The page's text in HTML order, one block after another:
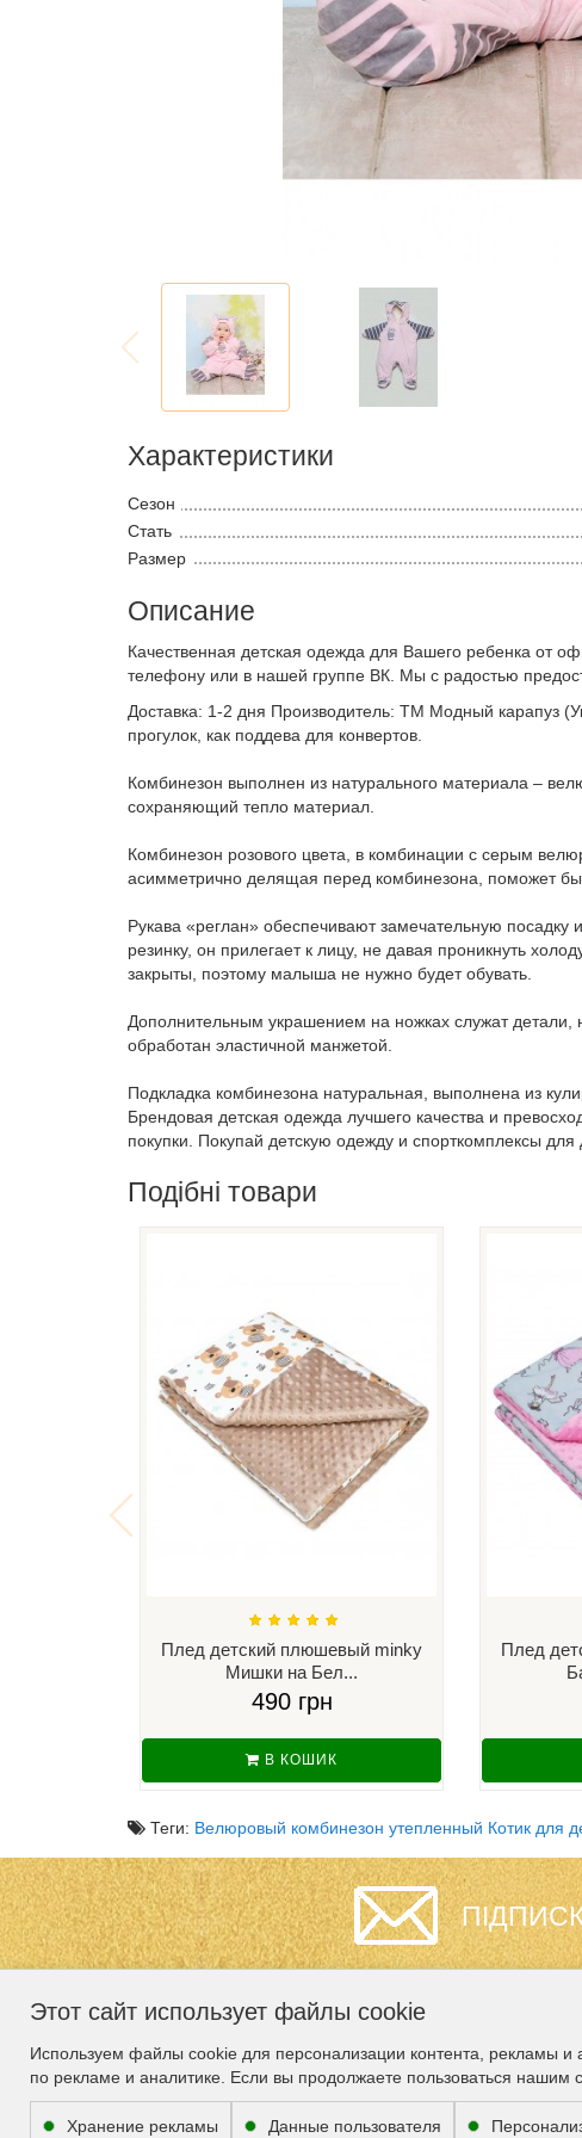
Характеристики
Сезон
Стать
Размер
Описание
Качественная детская одежда для Вашего ребенка от
телефону или в нашей группе ВК. Мы с радостью
Доставка: 1-2 дня Производитель: ТМ Модный карапуз
прогулок, как поддева для конвертов.
Комбинезон выполнен из натурального материала –
сохраняющий тепло материал.
Комбинезон розового цвета, в комбинации с серым
асимметрично делящая перед комбинезона, поможет
Рукава «реглан» обеспечивают замечательную
резинку, он прилегает к лицу, не давая проникнуть
закрыты, поэтому малыша не нужно будет обувать.
Дополнительным украшением на ножках служат детали,
обработан эластичной манжетой.
Подкладка комбинезона натуральная, выполнена из
Брендовая детская одежда лучшего качества и
покупки. Покупай детскую одежду и спорткомплексы
Подібні товари
Плед детский плюшевый minky
Мишки на Бел...
490 грн
В КОШИК
Плед
Теги: Велюровый комбинезон утепленный Котик для
Гарантия
ПОДДЕРЖКИ
Карта сайта
Связаться с нами
Этот сайт использует файлы cookie
Используем файлы cookie для персонализации контента, рекламы
по рекламе и аналитике. Если вы продолжаете пользоваться нашим
Хранение рекламы Данные пользователя